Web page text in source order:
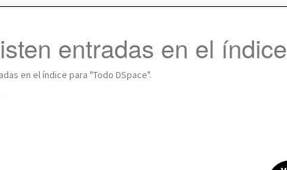
entradas en el índice
en el índice para "Todo DSpace".